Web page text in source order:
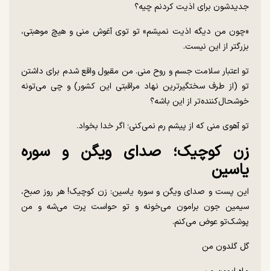
جدیدشون برای اذیت کردنم چیه؟
«چون من دیگه اذیت نمیشم» تو توی آغوش منی و هیچ موهبتی،
بزرگتر از این نیست.
تو اعتبار سلامت جسم و روح منی. من مقبول واقع شدم برای داشتن
تو (از طرف سختگیرترین نهاد مراقبتی این کشور) و چی می‌تونه
خوشحال‌کننده‌تر از این باشه؟
تو آهوی منی که از پیشم رم نمی‌کنی؛ اگر خدا بخواد.
زن کوچیک؛ صدای ویگن و سوره
یاسین
این پست و صدای ویگن و سوره یاسین: زن کوچیک! هر روز صبح،
سیمین جون برامون می‌خونه و تو حواست پرت می‌شه و من
پوشک‌تو عوض می‌کنم.
گل گلدون من